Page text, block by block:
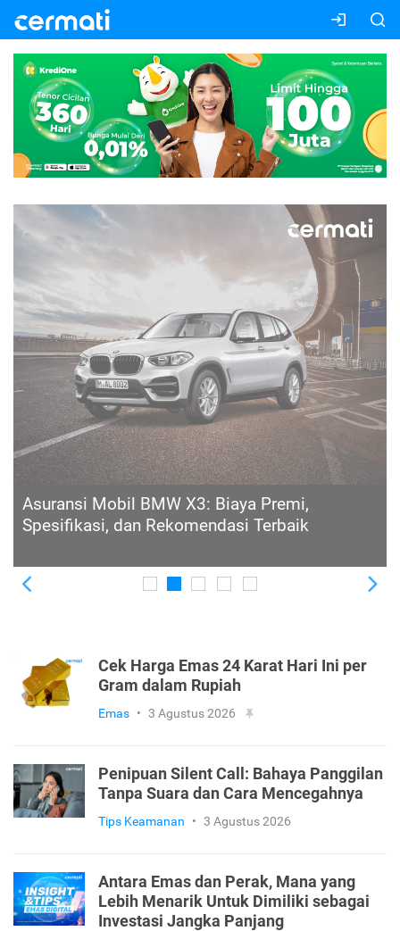
Asuransi Mobil BMW X4: Pilihan Jenis Premi,
Fitur Perluasan, dan Rekomendasi
Cek Harga Emas 24 Karat Hari Ini per
Gram dalam Rupiah
Emas • 3 Agustus 2026
Penipuan Silent Call: Bahaya Panggilan
Tanpa Suara dan Cara Mencegahnya
Tips Keamanan • 3 Agustus 2026
Antara Emas dan Perak, Mana yang
Lebih Menarik Untuk Dimiliki sebagai
Investasi Jangka Panjang